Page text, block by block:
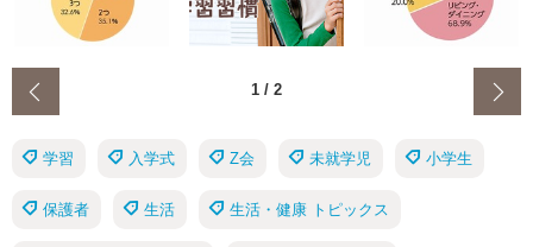
1 / 2
学習 入学式 Z会 未就学児 小学生
保護者 生活 生活・健康 トピックス